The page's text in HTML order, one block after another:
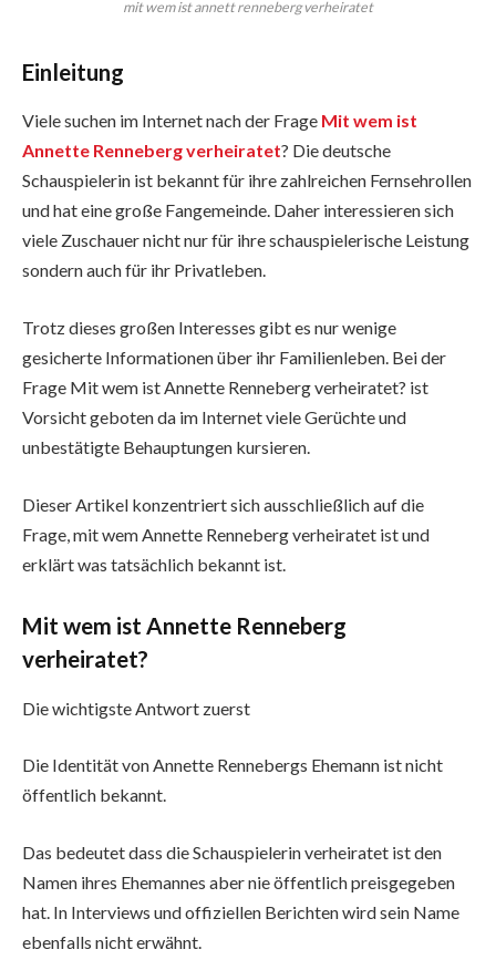
mit wem ist annett renneberg verheiratet
Einleitung
Viele suchen im Internet nach der Frage Mit wem ist
Annette Renneberg verheiratet? Die deutsche
Schauspielerin ist bekannt für ihre zahlreichen Fernsehrollen
und hat eine große Fangemeinde. Daher interessieren sich
viele Zuschauer nicht nur für ihre schauspielerische Leistung
sondern auch für ihr Privatleben.
Trotz dieses großen Interesses gibt es nur wenige
gesicherte Informationen über ihr Familienleben. Bei der
Frage Mit wem ist Annette Renneberg verheiratet? ist
Vorsicht geboten da im Internet viele Gerüchte und
unbestätigte Behauptungen kursieren.
Dieser Artikel konzentriert sich ausschließlich auf die
Frage, mit wem Annette Renneberg verheiratet ist und
erklärt was tatsächlich bekannt ist.
Mit wem ist Annette Renneberg
verheiratet?
Die wichtigste Antwort zuerst
Die Identität von Annette Rennebergs Ehemann ist nicht
öffentlich bekannt.
Das bedeutet dass die Schauspielerin verheiratet ist den
Namen ihres Ehemannes aber nie öffentlich preisgegeben
hat. In Interviews und offiziellen Berichten wird sein Name
ebenfalls nicht erwähnt.